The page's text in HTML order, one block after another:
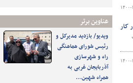
عناوین برتر
ویدیو/ بازدید مدیرکل و
رئیس شورای هماهنگی
راه و شهرسازی
آذربایجان غربی به
همراه شهین…
۱۲:۲۵
۰۹:۵۱